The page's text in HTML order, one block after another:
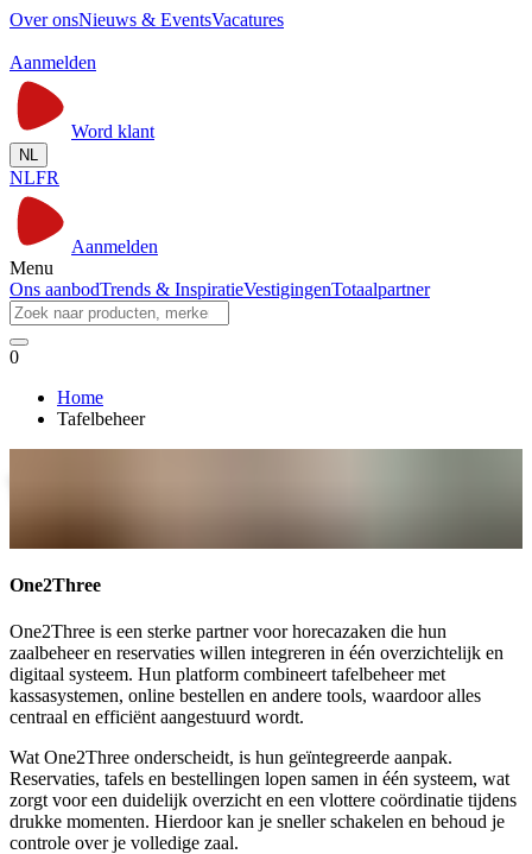
Over onsNieuws & EventsVacatures
Aanmelden
Word klant
NL
NLFR
Aanmelden
Menu
Ons aanbodTrends & InspiratieVestigingenTotaalpartner
0
Home
Tafelbeheer
One2Three
One2Three is een sterke partner voor horecazaken die hun
zaalbeheer en reservaties willen integreren in één overzichtelijk en
digitaal systeem. Hun platform combineert tafelbeheer met
kassasystemen, online bestellen en andere tools, waardoor alles
centraal en efficiënt aangestuurd wordt.
Wat One2Three onderscheidt, is hun geïntegreerde aanpak.
Reservaties, tafels en bestellingen lopen samen in één systeem, wat
zorgt voor een duidelijk overzicht en een vlottere coördinatie tijdens
drukke momenten. Hierdoor kan je sneller schakelen en behoud je
controle over je volledige zaal.